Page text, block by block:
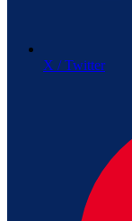
X / Twitter